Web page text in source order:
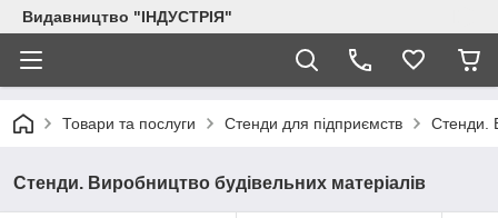
Видавництво "ІНДУСТРІЯ"
Товари та послуги Стенди для підприємств Стенди.
Стенди. Виробництво будівельних матеріалів